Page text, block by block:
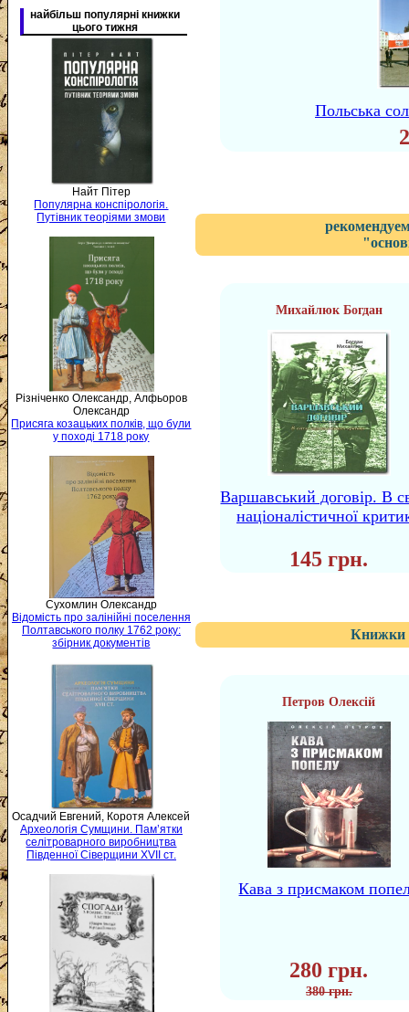
найбільш популярні книжки
цього тижня
Найт Пітер
Популярна конспірологія.
Путівник теоріями змови
Різніченко Олександр, Алфьоров
Олександр
Присяга козацьких полків, що були
у поході 1718 року
Сухомлин Олександр
Відомість про залінійні поселення
Полтавського полку 1762 року:
збірник документів
Осадчий Евгений, Коротя Алексей
Археологія Сумщини. Пам’ятки
селітроварного виробництва
Південної Сіверщини XVII ст.
Польська
Михайлюк Богдан
Варшавський договір. В
націоналістичної
145 грн.
Книжки
Петров Олексій
Кава з присмаком
280 грн.
380 грн.